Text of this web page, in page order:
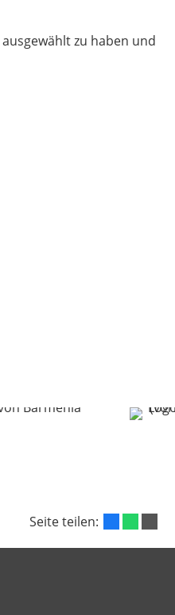
ausgewählt zu haben und
Seite teilen: